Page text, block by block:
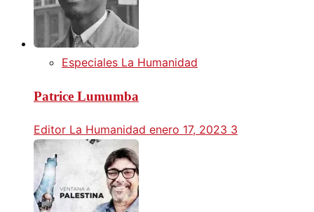
Especiales La Humanidad
Patrice Lumumba
Editor La Humanidad enero 17, 2023 3